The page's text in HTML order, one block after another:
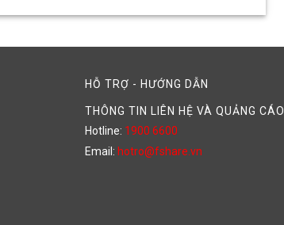
HỖ TRỢ - HƯỚNG DẪN
THÔNG TIN LIÊN HỆ VÀ QUẢNG CÁO
Hotline: 1900 6600
Email: hotro@fshare.vn